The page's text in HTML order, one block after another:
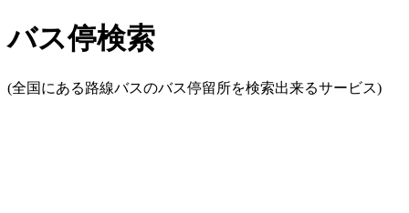
バス停検索
(全国にある路線バスのバス停留所を検索出来るサービス)